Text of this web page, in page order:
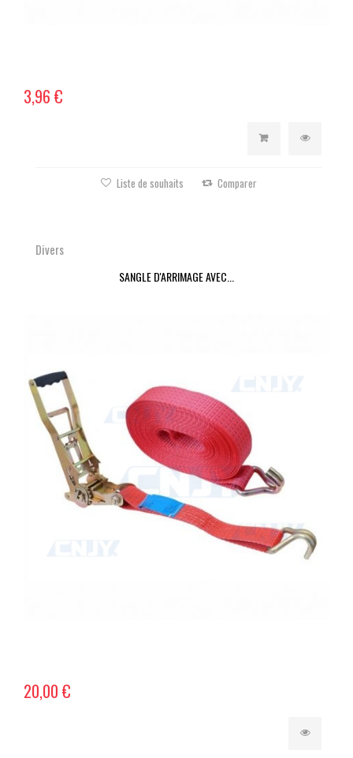
3,96 €
Liste de souhaits Comparer
Divers
SANGLE D'ARRIMAGE AVEC...
20,00 €